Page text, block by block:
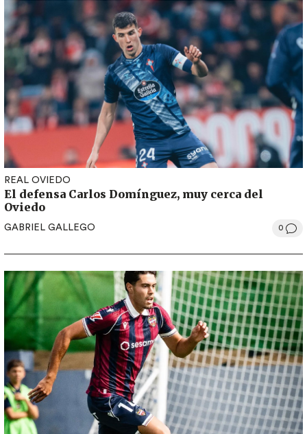
REAL OVIEDO
El defensa Carlos Domínguez, muy cerca del
Oviedo
GABRIEL GALLEGO 0